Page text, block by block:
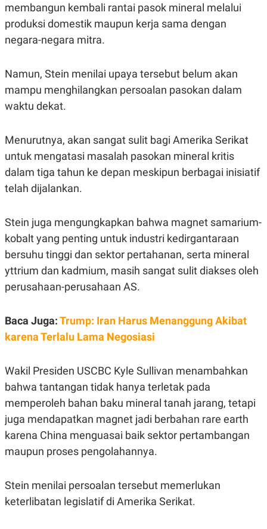
N
N
C
K
A
M
I
T
E
A
R
A
D
V
T
S
N
G
M
D
I
A
.
D
SITEMAPPROFILETERM
OF
PEDOMAN
PEMBERITAAN
SIBER
PRIVACY
POLICY
membangun kembali rantai pasok mineral melalui
produksi domestik maupun kerja sama dengan
negara-negara mitra.
Namun, Stein menilai upaya tersebut belum akan
mampu menghilangkan persoalan pasokan dalam
waktu dekat.
Menurutnya, akan sangat sulit bagi Amerika Serikat
untuk mengatasi masalah pasokan mineral kritis
dalam tiga tahun ke depan meskipun berbagai inisiatif
telah dijalankan.
Stein juga mengungkapkan bahwa magnet samarium-
kobalt yang penting untuk industri kedirgantaraan
bersuhu tinggi dan sektor pertahanan, serta mineral
yttrium dan kadmium, masih sangat sulit diakses oleh
perusahaan-perusahaan AS.
Baca Juga:Trump: Iran Harus Menanggung Akibat
karena Terlalu Lama Negosiasi
Wakil Presiden USCBC Kyle Sullivan menambahkan
bahwa tantangan tidak hanya terletak pada
memperoleh bahan baku mineral tanah jarang, tetapi
juga mendapatkan magnet jadi berbahan rare earth
karena China menguasai baik sektor pertambangan
maupun proses pengolahannya.
Stein menilai persoalan tersebut memerlukan
keterlibatan legislatif di Amerika Serikat.